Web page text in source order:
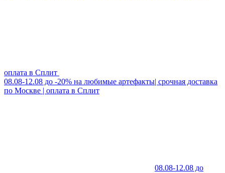
оплата в Сплит
08.08-12.08 до -20% на любимые артефакты| срочная доставка
по Москве | оплата в Сплит
08.08-12.08 до